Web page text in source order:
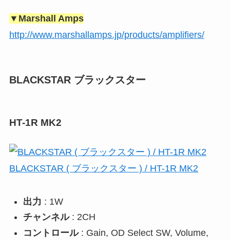
▼Marshall Amps
http://www.marshallamps.jp/products/amplifiers/
BLACKSTAR ブラックスター
HT-1R MK2
BLACKSTAR ( ブラックスター ) / HT-1R MK2
出力 : 1W
チャンネル: 2CH
コントロール: Gain, OD Select SW, Volume,